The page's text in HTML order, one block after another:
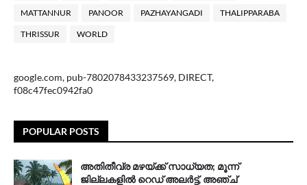
MATTANNUR PANOOR PAZHAYANGADI THALIPPARABA
THRISSUR WORLD
google.com, pub-7802078433237569, DIRECT,
f08c47fec0942fa0
POPULAR POSTS
അതിതീവ്ര മഴയ്ക്ക് സാധ്യത; മൂന്ന്
ജില്ലകളിൽ റെഡ് അലർട്ട്, അഞ്ച്